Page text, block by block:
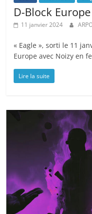
D-Block
11 janvier 2024
« Eagle », sorti le 11
Europe avec Noizy en
Lire la suite